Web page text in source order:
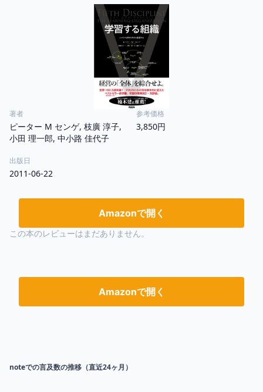
著者
ピーター M センゲ, 枝廣 淳子,
小田 理一郎, 中小路 佳代子
参考価格
3,850円
出版日
2011-06-22
Amazonで開く
この本のレビューはまだありません。
Amazonで開く
noteでの言及数の推移（直近24ヶ月）